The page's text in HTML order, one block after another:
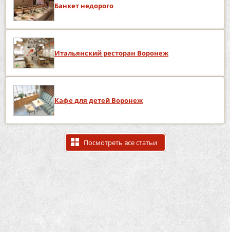
Банкет недорого
Итальянский ресторан Воронеж
Кафе для детей Воронеж
Посмотреть все статьи